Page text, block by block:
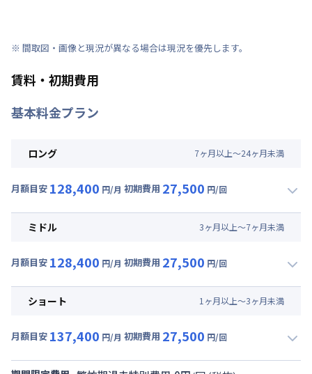
※ 間取図・画像と現況が異なる場合は現況を優先します。
賃料・初期費用
基本料金プラン
ロング 7ヶ月以上～24ヶ月未満
月額目安 128,400 円/月 初期費用 27,500 円/回
月額賃料目安(30日利用)
光熱費他 : 24,000円/月 (800円/日) (税抜)
その他費用 :
ミドル 3ヶ月以上～7ヶ月未満
月額目安 128,400 円/月 初期費用 27,500 円/回
月額賃料目安(30日利用)
光熱費他 : 24,000円/月 (800円/日) (税抜)
ショート 1 ヶ月以上～3ヶ月未満
月額目安 137,400 円/月 初期費用 27,500 円/回